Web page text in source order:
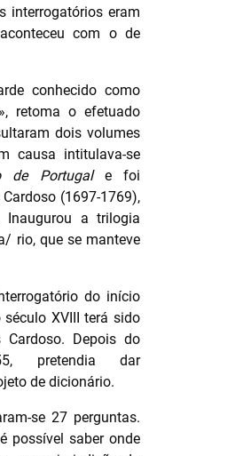
interrogatórios eram
com o de
conhecido como
retoma o efetuado
dois volumes
causa intitulava-se
de Portugale foi
(1697-1769),
a trilogia
rio, que se manteve
do início
XVIII terá sido
Depois do
pretendia dar
de dicionário.
se 27 perguntas.
possível saber onde